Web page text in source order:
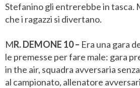
Stefanino gli entrerebbe in tasca.
che i ragazzi si divertano.
MR. DEMONE 10 – Era una gara
le premesse per fare male: gara
in the air, squadra avversaria
al campionato, allenatore